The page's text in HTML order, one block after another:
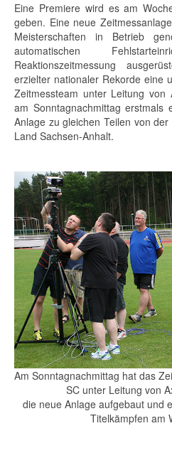
Eine Premiere wird es am
geben. Eine neue
Meisterschaften in Betrieb
automatischen
Reaktionszeitmessung
erzielter nationaler Rekorde eine
Zeitmessteam unter Leitung
am Sonntagnachmittag erstmals
Anlage zu gleichen Teilen von
Land Sachsen-Anhalt.
Am Sonntagnachmittag hat das
SC unter Leitung von
die neue Anlage aufgebaut und
Titelkämpfen am